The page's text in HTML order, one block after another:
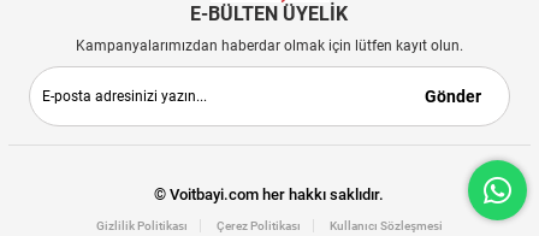
E-BÜLTEN ÜYELİK
Kampanyalarımızdan haberdar olmak için lütfen kayıt olun.
Gönder
© Voitbayi.com her hakkı saklıdır.
Gizlilik Politikası Çerez Politikası Kullanıcı Sözleşmesi